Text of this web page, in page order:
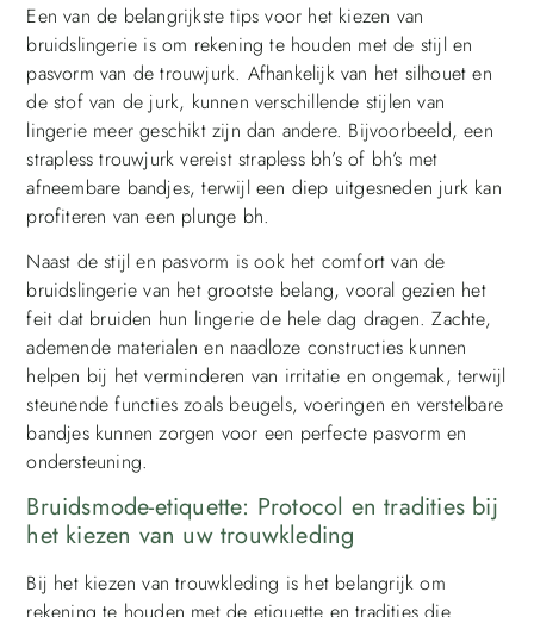
Een van de belangrijkste tips voor het kiezen van
bruidslingerie is om rekening te houden met de stijl en
pasvorm van de trouwjurk. Afhankelijk van het silhouet en
de stof van de jurk, kunnen verschillende stijlen van
lingerie meer geschikt zijn dan andere. Bijvoorbeeld, een
strapless trouwjurk vereist strapless bh’s of bh’s met
afneembare bandjes, terwijl een diep uitgesneden jurk kan
profiteren van een plunge bh.
Naast de stijl en pasvorm is ook het comfort van de
bruidslingerie van het grootste belang, vooral gezien het
feit dat bruiden hun lingerie de hele dag dragen. Zachte,
ademende materialen en naadloze constructies kunnen
helpen bij het verminderen van irritatie en ongemak, terwijl
steunende functies zoals beugels, voeringen en verstelbare
bandjes kunnen zorgen voor een perfecte pasvorm en
ondersteuning.
Bruidsmode-etiquette: Protocol en tradities bij
het kiezen van uw trouwkleding
Bij het kiezen van trouwkleding is het belangrijk om